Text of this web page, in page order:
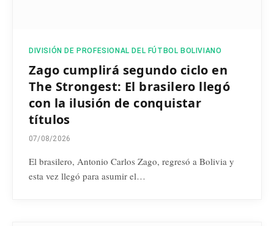
DIVISIÓN DE PROFESIONAL DEL FÚTBOL BOLIVIANO
Zago cumplirá segundo ciclo en
The Strongest: El brasilero llegó
con la ilusión de conquistar
títulos
07/08/2026
El brasilero, Antonio Carlos Zago, regresó a Bolivia y
esta vez llegó para asumir el…